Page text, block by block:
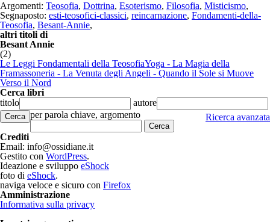
Argomenti: Teosofia, Dottrina, Esoterismo, Filosofia, Misticismo,
Segnaposto: esti-teosofici-classici, reincarnazione, Fondamenti-della-
Teosofia, Besant-Annie,
altri titoli di
Besant Annie
(2)
Le Leggi Fondamentali della TeosofiaYoga - La Magia della
Framassoneria - La Venuta degli Angeli - Quando il Sole si Muove
Verso il Nord
Cerca libri
titolo
autore
Cerca Ricerca avanzata
per parola chiave, argomento
Crediti
Email: info@ossidiane.it
Gestito con WordPress.
Ideazione e sviluppo eShock
foto di eShock.
naviga veloce e sicuro con Firefox
Amministrazione
Informativa sulla privacy